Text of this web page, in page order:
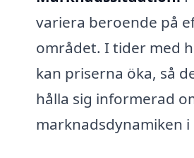
variera beroende på
området. I tider med
kan priserna öka, så
hålla sig informerad
marknadsdynamiken i